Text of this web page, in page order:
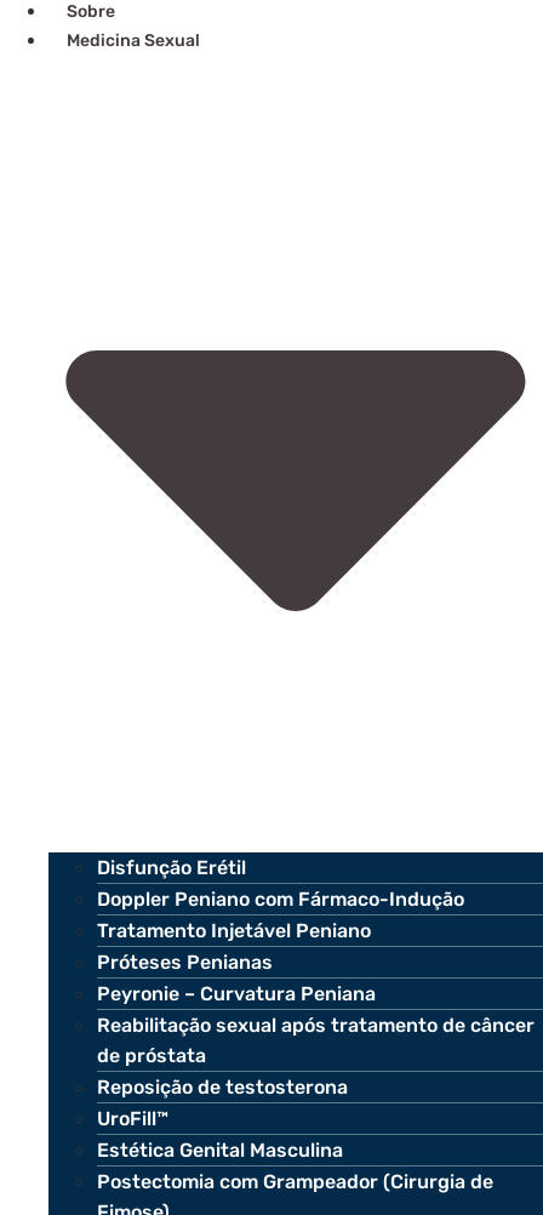
Sobre
Medicina Sexual
Disfunção Erétil
Doppler Peniano com Fármaco-Indução
Tratamento Injetável Peniano
Próteses Penianas
Peyronie – Curvatura Peniana
Reabilitação sexual após tratamento de câncer
de próstata
Reposição de testosterona
UroFill™
Estética Genital Masculina
Postectomia com Grampeador (Cirurgia de